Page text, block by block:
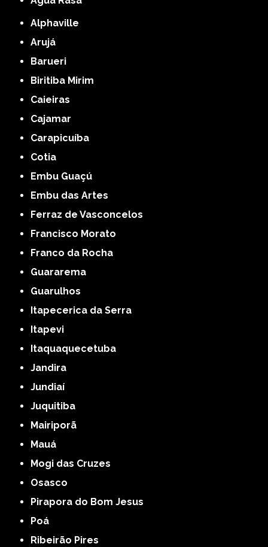
Alphaville
Arujá
Barueri
Biritiba Mirim
Caieiras
Cajamar
Carapicuíba
Cotia
Embu Guaçú
Embu das Artes
Ferraz de Vasconcelos
Francisco Morato
Franco da Rocha
Guararema
Guarulhos
Itapecerica da Serra
Itapevi
Itaquaquecetuba
Jandira
Jundiaí
Juquitiba
Mairiporã
Mauá
Mogi das Cruzes
Osasco
Pirapora do Bom Jesus
Poá
Ribeirão Pires